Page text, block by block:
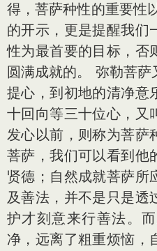
得，菩萨种性的重要性
的开示，更是提醒我们
性为最首要的目标，否
圆满成就的。 弥勒菩
提心，到初地的清净意
十回向等三十位心，又
发心以前，则称为菩萨
菩萨，我们可以看到他
贤德；自然成就菩萨所
及善法，并不是只是透
护才刻意来行善法。
净，远离了粗重烦恼，